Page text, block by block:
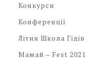
Конкурси
Конференції
Літня Школа Гідів
Мамай – Fest 2021